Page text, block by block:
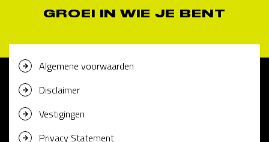
GROEI IN WIE JE BENT
Algemene voorwaarden
Disclaimer
Vestigingen
Privacy Statement